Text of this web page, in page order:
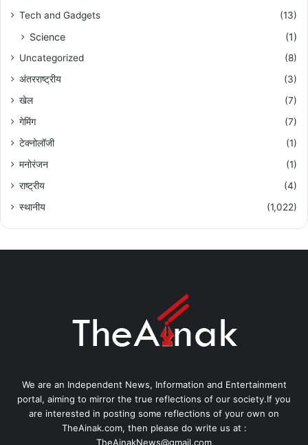
Tech and Gadgets
(13)
Science (1)
Uncategorized
(8)
अंतरराष्ट्रीय
(3)
खेल
(7)
गेमिंग
(7)
टेक्नोलॉजी
(1)
मनोरंजन
(1)
राष्ट्रीय
(4)
स्थानीय
(1,022)
We are an Independent News, Information and Entertainment
portal, aiming to mirror the true reflections of our society.If you
are interested in posting some reflections of your own on
TheAinak.com, then please do write us at :
TheAinakNews@gmail.com